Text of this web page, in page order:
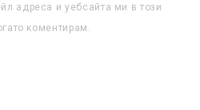
адреса и уебсайта ми в този
коментирам.